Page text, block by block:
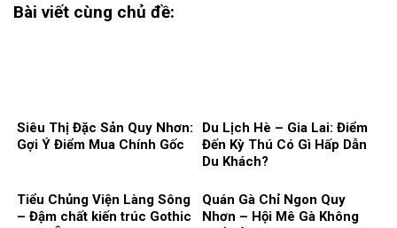
Bài viết cùng chủ đề:
Siêu Thị Đặc Sản Quy Nhơn:
Gợi Ý Điểm Mua Chính Gốc
Du Lịch Hè – Gia Lai: Điểm
Đến Kỳ Thú Có Gì Hấp Dẫn
Du Khách?
Tiểu Chủng Viện Làng Sông
– Đậm chất kiến trúc Gothic
Quán Gà Chỉ Ngon Quy
Nhơn – Hội Mê Gà Không